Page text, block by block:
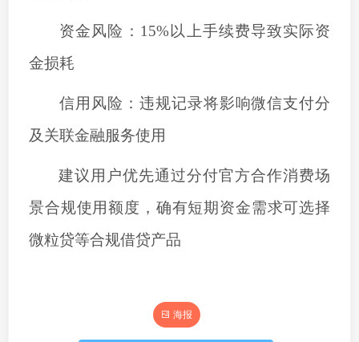
‌资金风险‌：15%以上手续费导致实际资
金损耗
‌信用风险‌：违规记录将影响微信支付分
及关联金融服务使用
建议用户优先通过分付官方合作消费场
景合规使用额度，确有短期资金需求可选择
微粒贷等合规借贷产品
海报